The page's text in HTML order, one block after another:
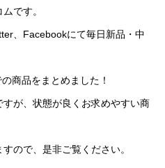
です。
、Facebookにて毎日新品・中
商品をまとめました！
が、状態が良くお求めやすい商
ので、是非ご覧ください。